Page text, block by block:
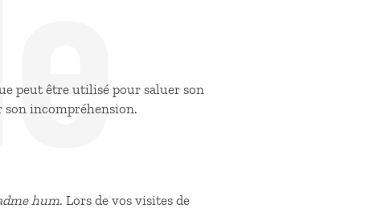
peut être utilisé pour saluer son
son incompréhension.
hum. Lors de vos visites de